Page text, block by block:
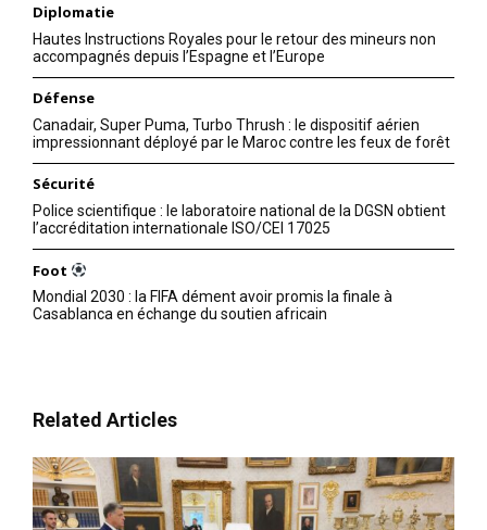
Diplomatie
Hautes Instructions Royales pour le retour des mineurs non
accompagnés depuis l’Espagne et l’Europe
Défense
Canadair, Super Puma, Turbo Thrush : le dispositif aérien
impressionnant déployé par le Maroc contre les feux de forêt
Sécurité
Police scientifique : le laboratoire national de la DGSN obtient
l’accréditation internationale ISO/CEI 17025
Foot
Mondial 2030 : la FIFA dément avoir promis la finale à
Casablanca en échange du soutien africain
Related Articles